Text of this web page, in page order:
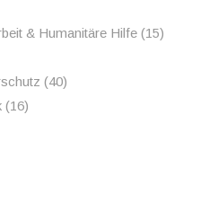
& Humanitäre Hilfe(15)
(40)
(16)